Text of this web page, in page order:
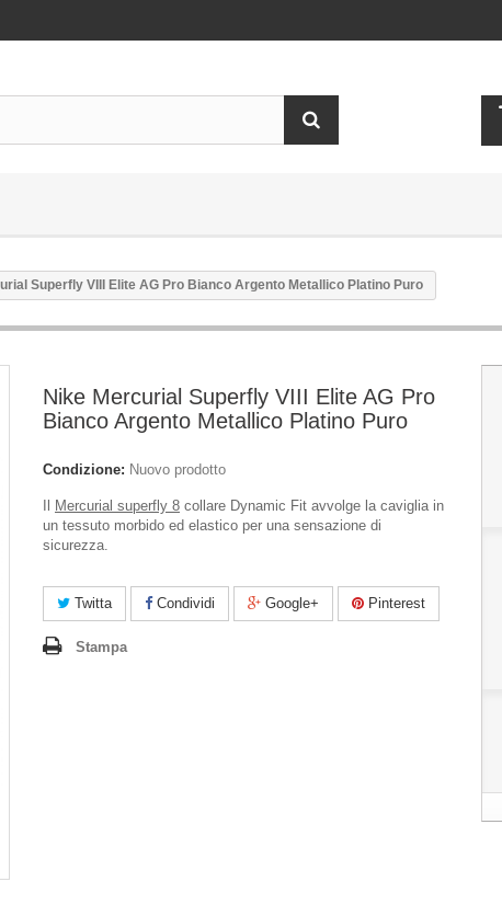
Superfly VIII Elite AG Pro Bianco Argento Metallico Platino Puro
Nike Mercurial Superfly VIII Elite AG Pro
Bianco Argento Metallico Platino Puro
Condizione: Nuovo prodotto
Mercurial superfly 8 collare Dynamic Fit avvolge la caviglia in
un tessuto morbido ed elastico per una sensazione di
sicurezza.
Twitta Condividi Google+ Pinterest
Stampa